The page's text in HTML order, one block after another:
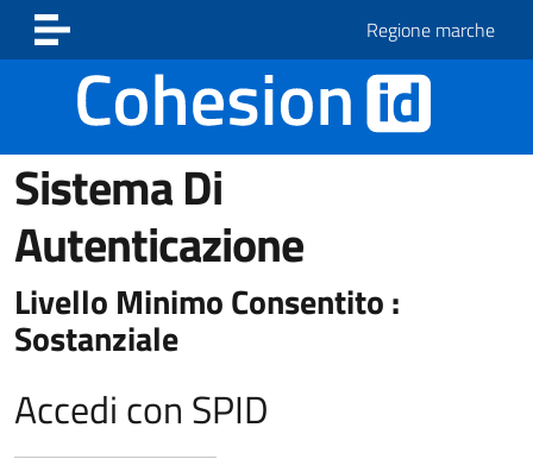
Vai ai contenuti
Vai al footer
Regione marche
Sistema Di
Autenticazione
Livello Minimo Consentito :
Sostanziale
Accedi con SPID